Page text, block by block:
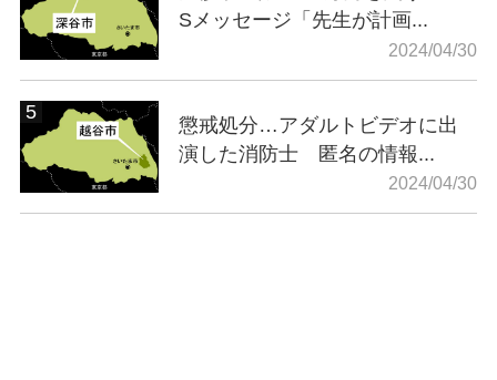
Sメッセージ「先生が計画...
2024/04/30
懲戒処分…アダルトビデオに出
演した消防士 匿名の情報...
2024/04/30